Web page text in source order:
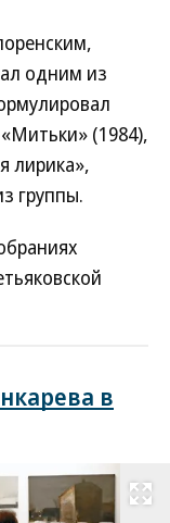
одним из
(1984),
лирика»,
группы.
в
Развернуть